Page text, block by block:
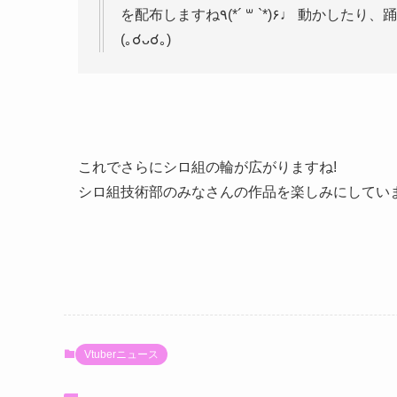
を配布しますね٩(*´ ꒳ `*)۶♩ 動かしたり、踊らせたりしてみなさんに楽しんでいただけると嬉しいです
(｡☌ᴗ☌｡)
これでさらにシロ組の輪が広がりますね!
シロ組技術部のみなさんの作品を楽しみにしてい
Vtuberニュース